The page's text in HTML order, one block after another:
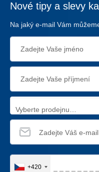
Nové tipy a slevy
Na jaký e-mail Vám
Vyberte prodejnu…
+420